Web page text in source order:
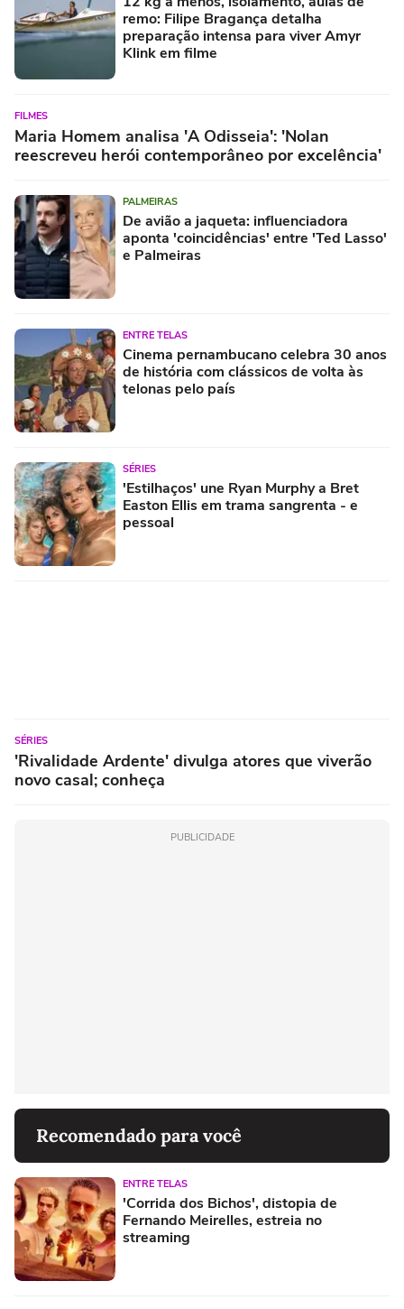
remo: Filipe Bragança detalha
preparação intensa para viver Amyr
Klink em filme
FILMES
Maria Homem analisa 'A Odisseia': 'Nolan
reescreveu herói contemporâneo por excelência'
PALMEIRAS
De avião a jaqueta: influenciadora
aponta 'coincidências' entre 'Ted Lasso'
e Palmeiras
ENTRE TELAS
Cinema pernambucano celebra 30 anos
de história com clássicos de volta às
telonas pelo país
SÉRIES
'Estilhaços' une Ryan Murphy a Bret
Easton Ellis em trama sangrenta - e
pessoal
SÉRIES
'Rivalidade Ardente' divulga atores que viverão
novo casal; conheça
PUBLICIDADE
Recomendado para você
ENTRE TELAS
'Corrida dos Bichos', distopia de
Fernando Meirelles, estreia no
streaming